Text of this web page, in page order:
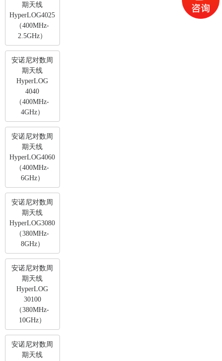
期天线
HyperLOG4025
（400MHz-
2.5GHz）
安诺尼对数周
期天线
HyperLOG
4040
（400MHz-
4GHz）
安诺尼对数周
期天线
HyperLOG4060
（400MHz-
6GHz）
安诺尼对数周
期天线
HyperLOG3080
（380MHz-
8GHz）
安诺尼对数周
期天线
HyperLOG
30100
（380MHz-
10GHz）
安诺尼对数周
期天线